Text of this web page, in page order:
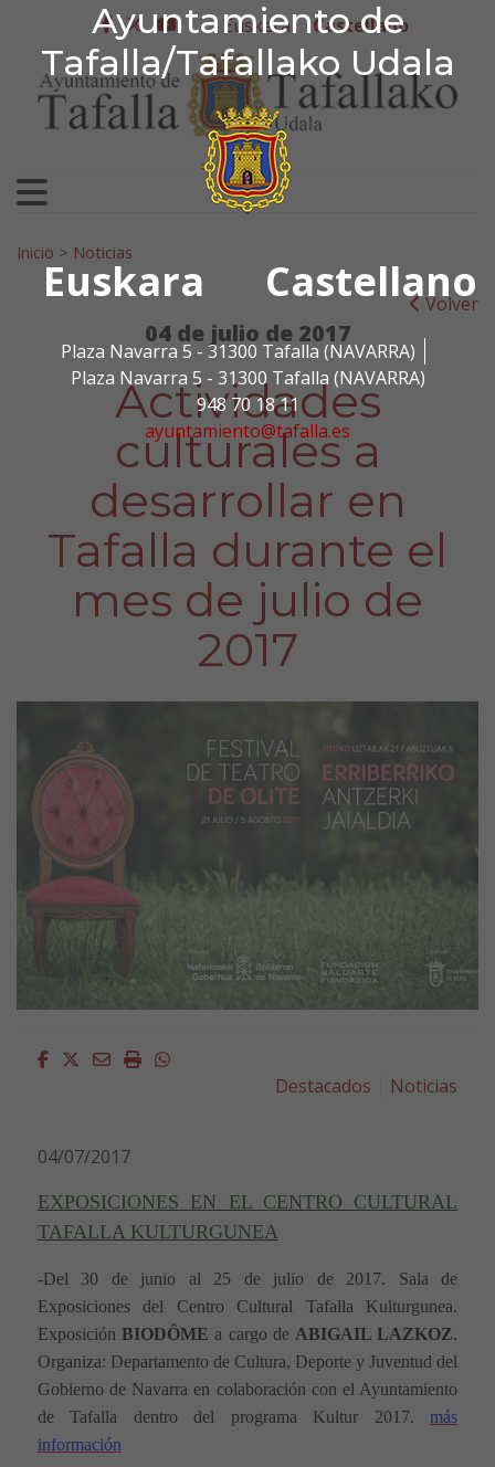
Ayuntamiento de
Tafalla/Tafallako Udala
Euskara Castellano
Plaza Navarra 5 - 31300 Tafalla (NAVARRA)
Plaza Navarra 5 - 31300 Tafalla (NAVARRA)
948 70 18 11
ayuntamiento@tafalla.es
Ir al contenido
Ayuntamiento de
facebook
twitter
youtube
Euskera Castellano
Search for:
Inicio > Noticias
Volver
04 de julio de 2017
Actividades
culturales a
desarrollar en
Tafalla durante el
mes de julio de
2017
Facebook
Twitter
EmailImprimirWhatsapp
Destacados
Noticias
04/07/2017
EXPOSICIONES EN EL CENTRO CULTURAL
TAFALLA KULTURGUNEA
-Del 30 de junio al 25 de julio de 2017.
Sala de
Exposicionesdel Centro Cultural Tafalla Kulturgunea.
Exposición BIODÔME a cargo de ABIGAIL LAZKOZ.
Organiza: Departamento de Cultura, Deporte y Juventud del
Gobierno de Navarra en colaboración con el Ayuntamiento
de Tafalla dentro del programa Kultur 2017.
más
información